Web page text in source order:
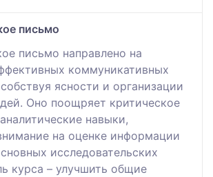
письмо
письмо направлено на
коммуникативных
ясности и организации
Оно поощряет критическое
навыки,
на оценке информации
исследовательских
курса – улучшить общие